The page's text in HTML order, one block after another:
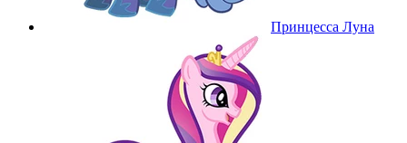
Принцесса Луна